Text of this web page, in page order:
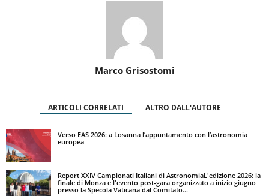
Marco Grisostomi
ARTICOLI CORRELATI ALTRO DALL'AUTORE
Verso EAS 2026: a Losanna l’appuntamento con l’astronomia
europea
Report XXIV Campionati Italiani di AstronomiaL'edizione 2026: la
finale di Monza e l'evento post-gara organizzato a inizio giugno
presso la Specola Vaticana dal Comitato...